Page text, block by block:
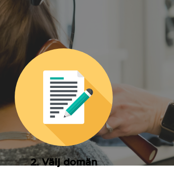
2. Välj domän